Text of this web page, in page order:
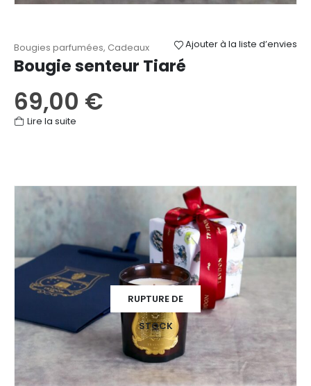
Ajouter à la liste d’envies
Bougies parfumées, Cadeaux
Bougie senteur Tiaré
69,00 €
Lire la suite
RUPTURE DE
STOCK